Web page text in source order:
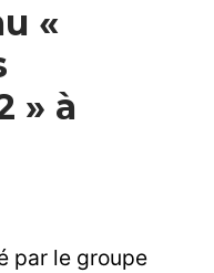
«
» à
par le groupe